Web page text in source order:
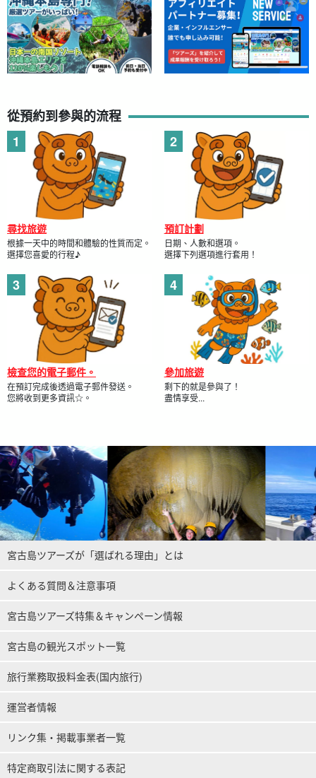
從預約到參與的流程
尋找旅遊
根據一天中的時間和體驗的性質而定。
選擇您喜愛的行程♪
預訂計劃
日期、人數和選項。
選擇下列選項進行套用！
檢查您的電子郵件。
在預訂完成後透過電子郵件發送。
您將收到更多資訊☆。
參加旅遊
剩下的就是參與了！
盡情享受...
宮古島ツアーズが「選ばれる理由」とは
よくある質問＆注意事項
宮古島ツアーズ特集＆キャンペーン情報
宮古島の観光スポット一覧
旅行業務取扱料金表(国内旅行)
運営者情報
リンク集・掲載事業者一覧
特定商取引法に関する表記